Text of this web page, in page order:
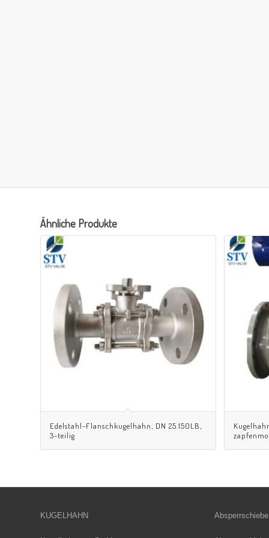
Ähnliche Produkte
Edelstahl-Flanschkugelhahn, DN 25.150LB,
3-teilig
KUGELHAHN